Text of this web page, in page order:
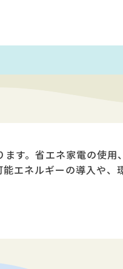
す。省エネ家電の使用
エネルギーの導入や、